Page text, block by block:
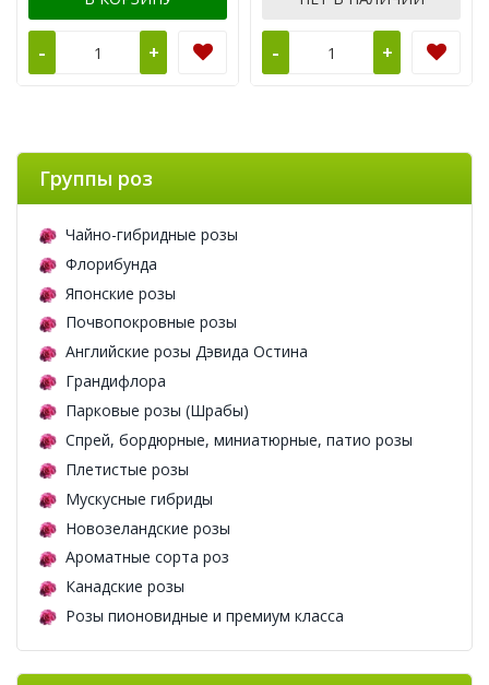
- + - +
Группы роз
Чайно-гибридные розы
Флорибунда
Японские розы
Почвопокровные розы
Английские розы Дэвида Остина
Грандифлора
Парковые розы (Шрабы)
Спрей, бордюрные, миниатюрные, патио розы
Плетистые розы
Мускусные гибриды
Новозеландские розы
Ароматные сорта роз
Канадские розы
Розы пионовидные и премиум класса